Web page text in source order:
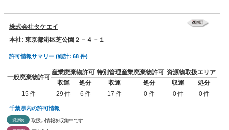
株式会社タケエイ
本社: 東京都港区芝公園２－４－１
許可情報サマリー (総計: 68 件)
一般廃棄物許可
産業廃棄物許可 特別管理産業廃棄物許可 資源物取扱エリア
収運
処分 収運 処分 収運
処分
15 件
29 件 6 件 17 件 0 件 0 件 0 件
千葉県内の許可情報
資源物 取扱い情報を収集中です